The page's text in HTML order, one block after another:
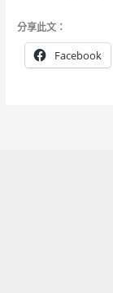
分享此文：
Facebook